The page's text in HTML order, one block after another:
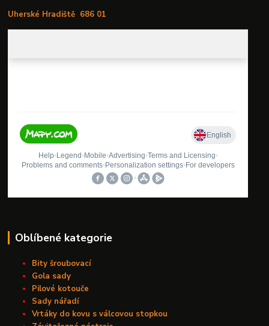
Uherské Hradiště 686 01
Oblíbené kategorie
Bity šroubovací
Gola sady
Pilové kotouče
Sady nářadí
Vrtáky do kovu s válcovou stopkou